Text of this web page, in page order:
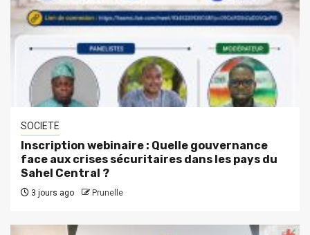
SOCIETE
Inscription webinaire : Quelle gouvernance
face aux crises sécuritaires dans les pays du
Sahel Central ?
3 jours ago Prunelle